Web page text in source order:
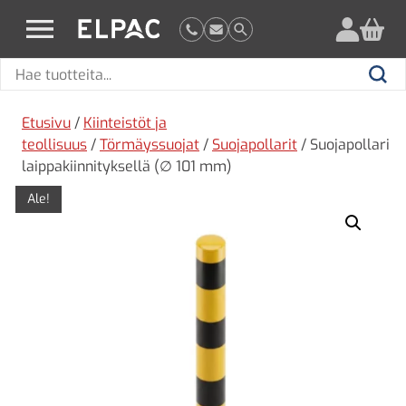
elpac.fi
Hae
Hae
Etusivu / Kiinteistöt ja
teollisuus /Törmäyssuojat / Suojapollarit / Suojapollari
laippakiinnityksellä (∅ 101 mm)
Ale!